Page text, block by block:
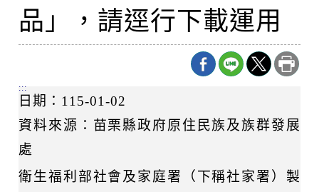
品」，請逕行下載運用
日期：115-01-02
資料來源：苗栗縣政府原住民族及族群發展
處
:::
衛生福利部社會及家庭署（下稱社家署）製